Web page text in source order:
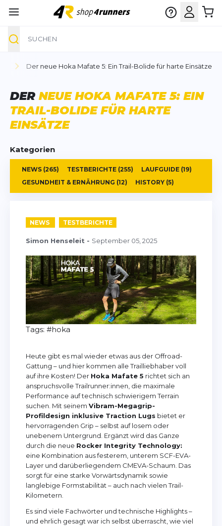
Der neue Hoka Mafate 5: Ein Trail-Bolide für harte Einsätze
DER NEUE HOKA MAFATE 5: EIN
TRAIL-BOLIDE FÜR HARTE
EINSÄTZE
Kategorien
NEWS (265) TESTBERICHTE (255) LAUFGUIDE (19)
GESUNDHEIT & ERNÄHRUNG (12) HISTORY (5)
NEWS TESTBERICHTE
Simon Henseleit - September 05, 2025
Tags: #hoka
Heute gibt es mal wieder etwas aus der Offroad-
Gattung – und hier kommen alle Trailliebhaber voll
auf ihre Kosten! Der Hoka Mafate 5 richtet sich an
anspruchsvolle Trailrunner:innen, die maximale
Performance auf technisch schwierigem Terrain
suchen. Mit seinem Vibram-Megagrip-
Profildesign inklusive Traction Lugs bietet er
hervorragenden Grip – selbst auf losem oder
unebenem Untergrund. Ergänzt wird das Ganze
durch die neue Rocker Integrity Technology:
eine Kombination aus festerem, unterem SCF-EVA-
Layer und darüberliegendem CMEVA-Schaum. Das
sorgt für eine starke Vorwärtsdynamik sowie
langlebige Formstabilität – auch nach vielen Trail-
Kilometern.
Es sind viele Fachwörter und technische Highlights –
und ehrlich gesagt war ich selbst überrascht, wie viel